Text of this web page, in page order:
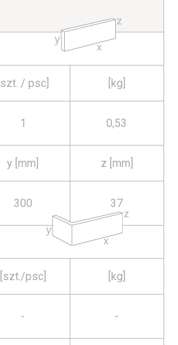
[szt. / psc] [kg]
1 0,53
y [mm] z [mm]
300 37
[szt./psc] [kg]
- -